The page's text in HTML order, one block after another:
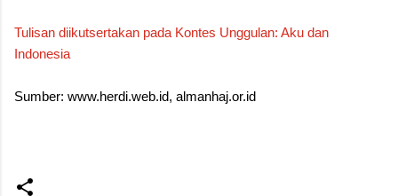
Tulisan diikutsertakan pada Kontes Unggulan: Aku dan
Indonesia
Sumber: www.herdi.web.id, almanhaj.or.id